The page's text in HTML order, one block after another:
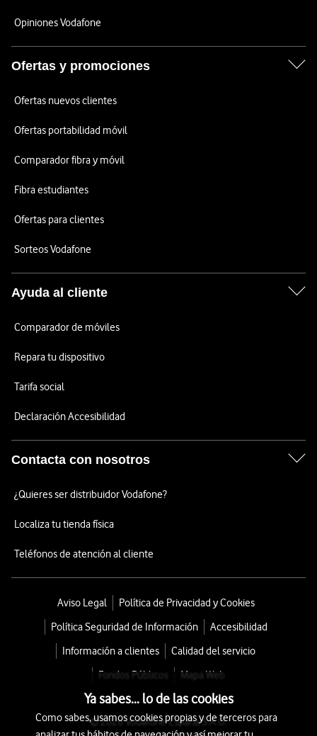
Opiniones Vodafone
Ofertas y promociones
Ofertas nuevos clientes
Ofertas portabilidad móvil
Comparador fibra y móvil
Fibra estudiantes
Ofertas para clientes
Sorteos Vodafone
Ayuda al cliente
Comparador de móviles
Repara tu dispositivo
Tarifa social
Declaración Accesibilidad
Contacta con nosotros
¿Quieres ser distribuidor Vodafone?
Localiza tu tienda física
Teléfonos de atención al cliente
Aviso Legal
Política de Privacidad y Cookies
Política Seguridad de Información
Accesibilidad
Información a clientes
Calidad del servicio
Fondos Públicos
Mapa Web
© 2026 Vodafone España S.A.U.
Ya sabes... lo de las cookies
Como sabes, usamos cookies propias y de terceros para